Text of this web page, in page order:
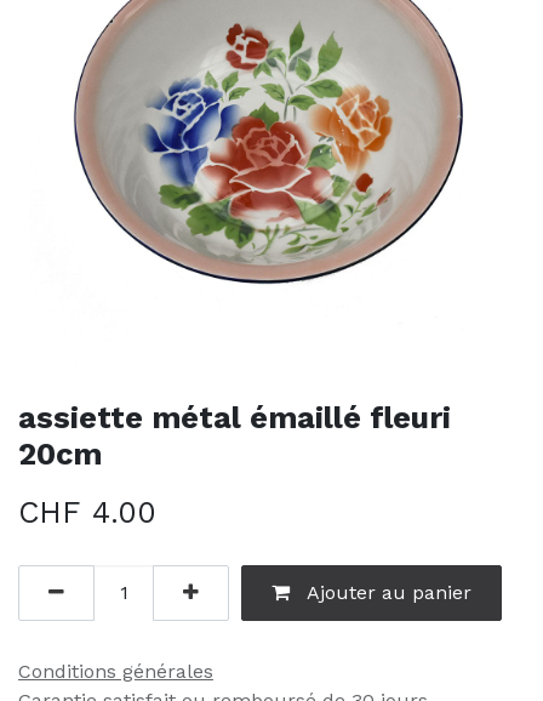
assiette métal émaillé fleuri
20cm
CHF 4.00
Ajouter au panier
Conditions générales